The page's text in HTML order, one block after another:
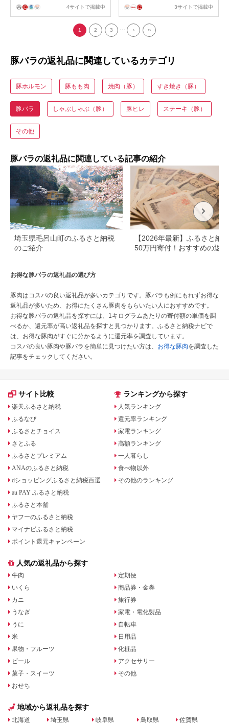
4サイトで掲載中 3サイトで掲載中
1 2 3 ... › ››
豚バラの返礼品に関連しているカテゴリ
豚ホルモン 豚もも肉 焼肉（豚） すき焼き（豚）
豚バラ しゃぶしゃぶ（豚） 豚ヒレ ステーキ（豚）
その他
豚バラの返礼品に関連している記事の紹介
埼玉県毛呂山町のふるさと納税
のご紹介
【2026年最新】ふるさと納
50万円寄付！おすすめの返
お得な豚バラの返礼品の選び方
豚肉はコスパの良い返礼品が多いカテゴリです。豚バラも例にもれずお得な
返礼品が多いため、お得にたくさん豚肉をもらいたい人におすすめです。
お得な豚バラの返礼品を探すには、1キログラムあたりの寄付額の単価を調
べるか、還元率が高い返礼品を探すと見つかります。ふるさと納税ナビで
は、お得な豚肉がすぐに分かるように還元率を調査しています。
コスパの良い豚肉や豚バラを簡単に見つけたい方は、 お得な豚肉を調査した
記事をチェックしてください。
サイト比較
楽天ふるさと納税
ふるなび
ふるさとチョイス
さとふる
ふるさとプレミアム
ANAのふるさと納税
dショッピングふるさと納税百選
au PAY ふるさと納税
ふるさと本舗
ヤフーのふるさと納税
マイナビふるさと納税
ポイント還元キャンペーン
ランキングから探す
人気ランキング
還元率ランキング
家電ランキング
高額ランキング
一人暮らし
食べ物以外
その他のランキング
人気の返礼品から探す
牛肉
いくら
カニ
うなぎ
うに
米
果物・フルーツ
ビール
菓子・スイーツ
おせち
定期便
商品券・金券
旅行券
家電・電化製品
自転車
日用品
化粧品
アクセサリー
その他
地域から返礼品を探す
北海道 埼玉県 岐阜県 鳥取県 佐賀県